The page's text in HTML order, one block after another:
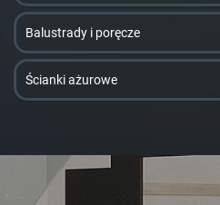
Balustrady i poręcze
Ścianki ażurowe